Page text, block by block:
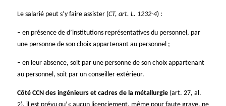
Le salarié peut s’y faire assister (CT, art. L. 1232-4) :
– en présence de d’institutions représentatives du personnel, par
une personne de son choix appartenant au personnel ;
– en leur absence, soit par une personne de son choix appartenant
au personnel, soit par un conseiller extérieur.
Côté CCN des ingénieurs et cadres de la métallurgie(art. 27, al.